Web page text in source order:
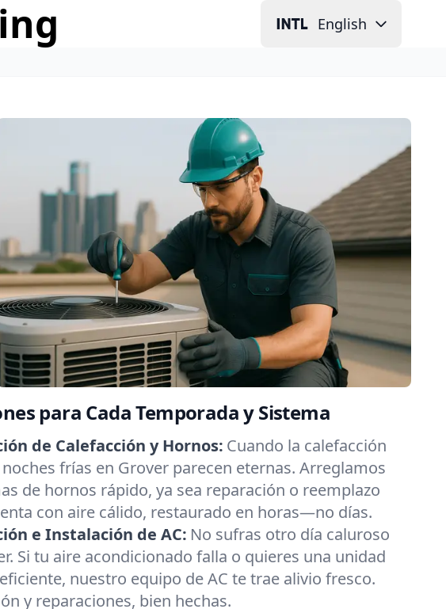
English
para Cada Temporada y Sistema
de Calefacción y Hornos: Cuando la calefacción
frías en Grover parecen eternas. Arreglamos
de hornos rápido, ya sea reparación o reemplazo
con aire cálido, restaurado en horas—no días.
e Instalación de AC: No sufras otro día caluroso
Si tu aire acondicionado falla o quieres una unidad
nuestro equipo de AC te trae alivio fresco.
y reparaciones, bien hechas.